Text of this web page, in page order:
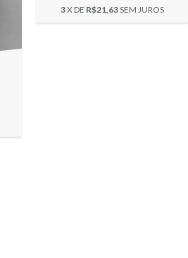
3X DE R$21,63SEM JUROS